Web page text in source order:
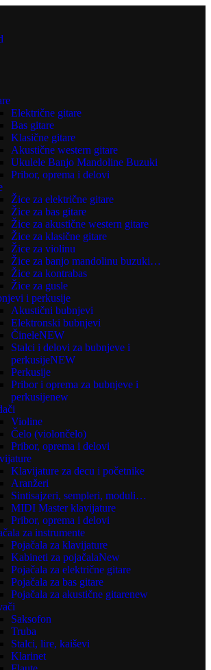
Električne gitare
Bas gitare
Klasične gitare
Akustične western gitare
Ukulele Banjo Mandoline Buzuki
Pribor, oprema i delovi
Žice za električne gitare
Žice za bas gitare
Žice za akustične western gitare
Žice za klasične gitare
Žice za violinu
Žice za banjo mandolinu buzuki…
Žice za kontrabas
Žice za gusle
i perkusije
Akustični bubnjevi
Elektronski bubnjevi
ČineleNEW
Stalci i delovi za bubnjeve i
perkusijeNEW
Perkusije
Pribor i oprema za bubnjeve i
perkusijenew
Violine
Čelo (violončelo)
Pribor, oprema i delovi
Klavijature za decu i početnike
Aranžeri
Sintisajzeri, sempleri, moduli…
MIDI Master klavijature
Pribor, oprema i delovi
za instrumente
Pojačala za klavijature
Kabineti za pojačalaNew
Pojačala za električne gitare
Pojačala za bas gitare
Pojačala za akustične gitarenew
Saksofon
Truba
Stalci, lire, kaiševi
Klarinet